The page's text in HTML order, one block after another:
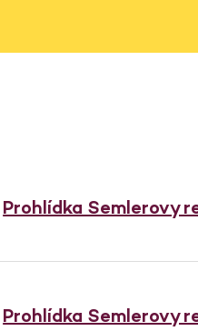
Prohlídka Semlerovy
Prohlídka Semlerovy